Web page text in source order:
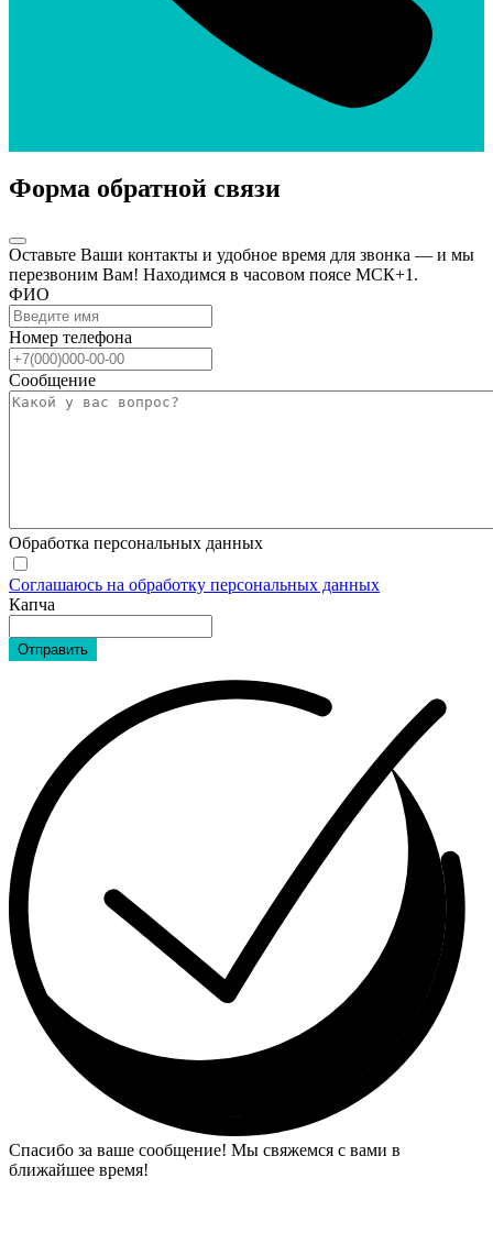
Форма обратной связи
Оставьте Ваши контакты и удобное время для звонка — и мы
перезвоним Вам! Находимся в часовом поясе МСК+1.
ФИО
Номер телефона
Сообщение
Обработка персональных данных
Соглашаюсь на обработку персональных данных
Капча
Отправить
Спасибо за ваше сообщение! Мы свяжемся с вами в
ближайшее время!